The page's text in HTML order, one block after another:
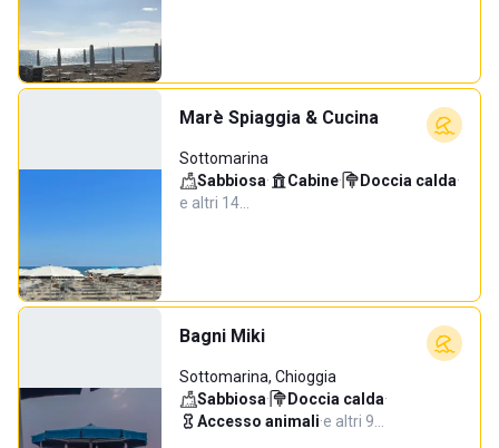
Marè Spiaggia & Cucina
Sottomarina
Sabbiosa· Cabine· Doccia calda·
e altri 14…
Bagni Miki
Sottomarina, Chioggia
Sabbiosa· Doccia calda·
Accesso animali·e altri 9…